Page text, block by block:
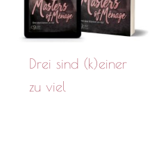
Drei sind (k)einer
zu viel